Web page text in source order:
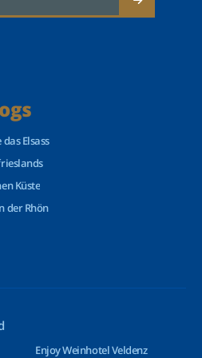
Elsass
Küste
der Rhön
Enjoy Weinhotel Veldenz